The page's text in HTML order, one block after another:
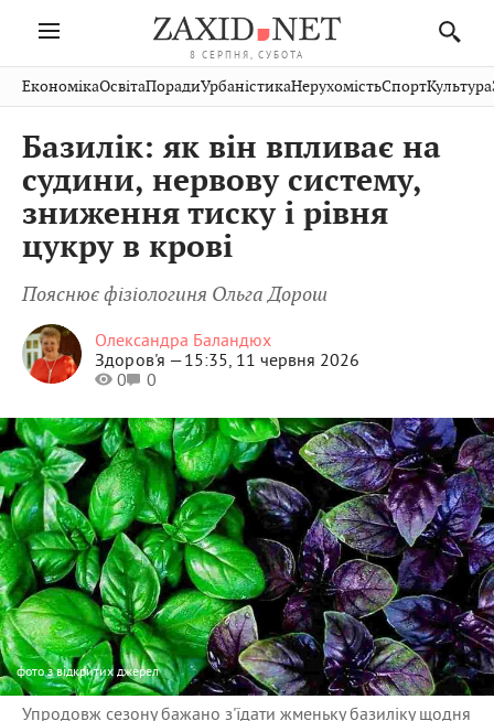
8 СЕРПНЯ, СУБОТА
Івано-
Франківськ
Тернопіль
Волинь
Закарпаття
Рівне
Шептицький
Стрий
Хмельницький
Вінниця
Публікації
Авто СловкоКультура
Кіно Дім СпортКраєзнавство
ФотоОсвітаНерухомість
Домашні
тварини
ЕкономікаОсвітаПорадиУрбаністикаНерухомістьСпортКультура
Базилік: як він впливає на
судини, нервову систему,
зниження тиску і рівня
цукру в крові
Пояснює фізіологиня Ольга Дорош
Олександра Баландюх
Здоров'я —15:35, 11 червня 2026
0
0
фотоз відкритих джерел
Упродовж сезону бажано з'їдати жменьку базиліку щодня